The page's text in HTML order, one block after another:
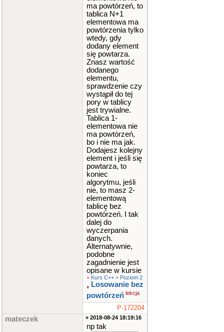
for( i
nti= 0
i<r;i ++
)
c
out <<tab
[i ] << e
ndl;
cout
<endl
rosnie
(tab) ;
maleje
(tab
sym( t
ab);
if(ro
snie(tab
) ==
true
)cout <<
"rosnaca";
else
f(maleje
tab) == t
rue )
<< "maleja
ca";
else i
f(sym
b) == tru
e )cout<
< "symetry
czna";
elsec
out<< "Za
den z waru
nkow nie j
est spelni
ony"
ma powtórzeń, to
tablica N+1
elementowa ma
powtórzenia tylko
wtedy, gdy
dodany element
się powtarza.
Znasz wartość
dodanego
elementu,
sprawdzenie czy
wystąpił do tej
pory w tablicy
jest trywialne.
Tablica 1-
elementowa nie
ma powtórzeń,
bo i nie ma jak.
Dodajesz kolejny
element i jeśli się
powtarza, to
koniec
algorytmu, jeśli
nie, to masz 2-
elementową
tablicę bez
powtórzeń. I tak
dalej do
wyczerpania
danych.
Alternatywnie,
podobne
zagadnienie jest
opisane w kursie
» Kurs C++ » Poziom 2
♦ Losowanie bez
powtórzeń lekcja
P-172204
mateczek » 2018-08-24 18:19:16
np tak